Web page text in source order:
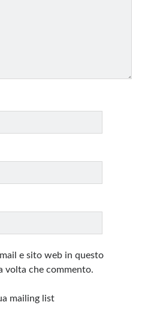
e sito web in questo
volta che commento.
mailing list